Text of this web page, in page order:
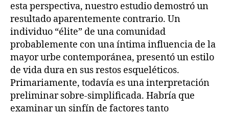
esta perspectiva, nuestro estudio demostró un
resultado aparentemente contrario. Un
individuo “élite” de una comunidad
probablemente con una íntima influencia de la
mayor urbe contemporánea, presentó un estilo
de vida dura en sus restos esqueléticos.
Primariamente, todavía es una interpretación
preliminar sobre-simplificada. Habría que
examinar un sinfín de factores tanto